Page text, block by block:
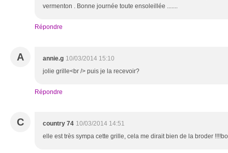
vermenton . Bonne journée toute ensoleillée .......
Répondre
A annie.g 10/03/2014 15:10
jolie grille<br /> puis je la recevoir?
Répondre
C country 74 10/03/2014 14:51
elle est très sympa cette grille, cela me dirait bien de la broder